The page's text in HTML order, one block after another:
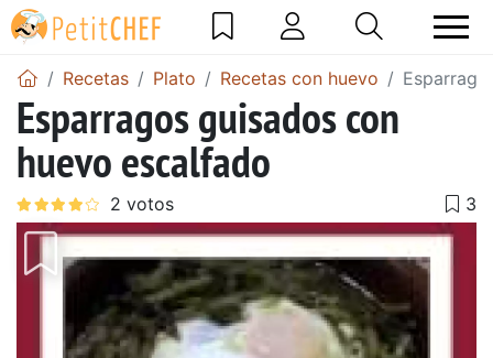
Recetas Plato Recetas con huevo
Esparragos guisados con
huevo escalfado